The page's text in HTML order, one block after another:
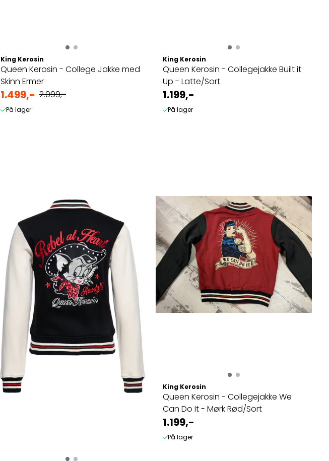
King Kerosin
Queen Kerosin - College Jakke med
Skinn Ermer
1.499,- 2.099,-
På lager
King Kerosin
Queen Kerosin - Collegejakke Built it
Up - Latte/Sort
1.199,-
På lager
King Kerosin
Queen Kerosin - Collegejakke We
Can Do It - Mørk Rød/Sort
1.199,-
På lager